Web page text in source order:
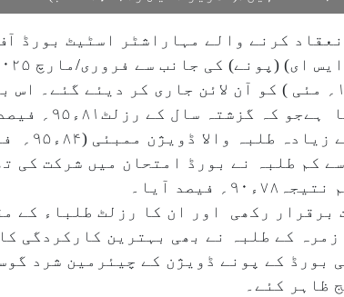
کرنے والے مہاراشٹر اسٹیٹ بورڈ
سی(دسویں) بورڈ امتحان کے نتائج منگل(۱۳؍ مئی ) کو آن لائن
کم ہے۔ ایس
آیا۔
کے طلبہ نے بھی بہترین کارکردگی
رہا۔ ایس ایس سی بورڈ کے پونے ڈویژن کے
ظاہر کئے۔